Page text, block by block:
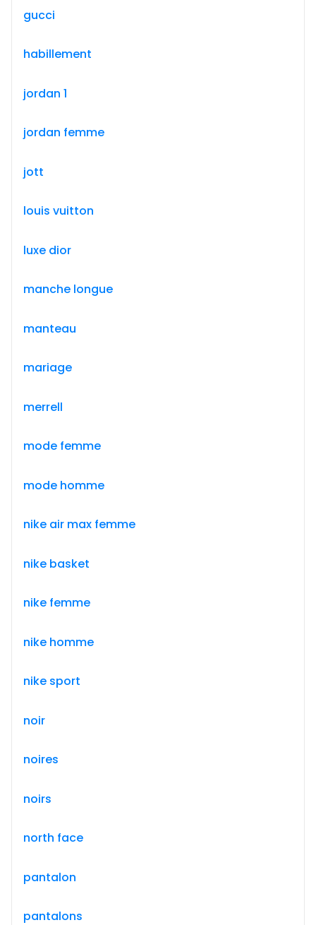
gucci
habillement
jordan 1
jordan femme
jott
louis vuitton
luxe dior
manche longue
manteau
mariage
merrell
mode femme
mode homme
nike air max femme
nike basket
nike femme
nike homme
nike sport
noir
noires
noirs
north face
pantalon
pantalons